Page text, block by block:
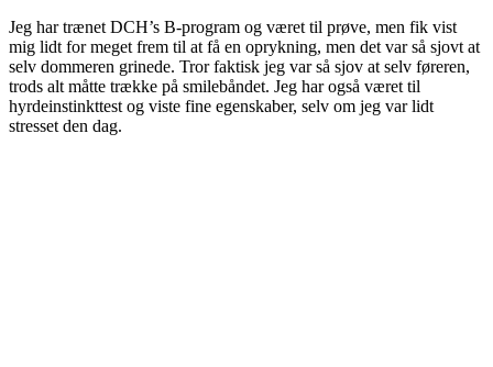
Jeg har trænet DCH’s B-program og været til prøve, men fik vist
mig lidt for meget frem til at få en oprykning, men det var så sjovt at
selv dommeren grinede. Tror faktisk jeg var så sjov at selv føreren,
trods alt måtte trække på smilebåndet. Jeg har også været til
hyrdeinstinkttest og viste fine egenskaber, selv om jeg var lidt
stresset den dag.